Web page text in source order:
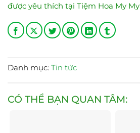
được yêu thích tại Tiệm Hoa My My
Danh mục: Tin tức
CÓ THỂ BẠN QUAN TÂM: